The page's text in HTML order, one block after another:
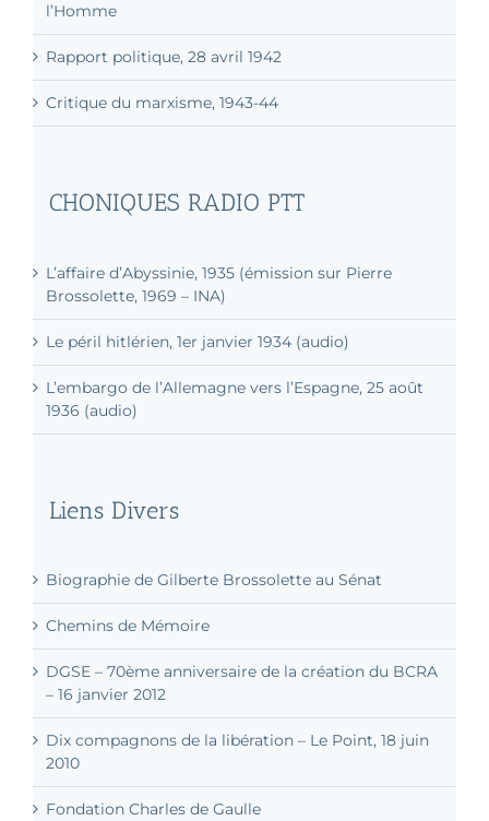
l’Homme
Rapport politique, 28 avril 1942
Critique du marxisme, 1943-44
CHONIQUES RADIO PTT
L’affaire d’Abyssinie, 1935 (émission sur Pierre
Brossolette, 1969 – INA)
Le péril hitlérien, 1er janvier 1934 (audio)
L’embargo de l’Allemagne vers l’Espagne, 25 août
1936 (audio)
Liens Divers
Biographie de Gilberte Brossolette au Sénat
Chemins de Mémoire
DGSE – 70ème anniversaire de la création du BCRA
– 16 janvier 2012
Dix compagnons de la libération – Le Point, 18 juin
2010
Fondation Charles de Gaulle